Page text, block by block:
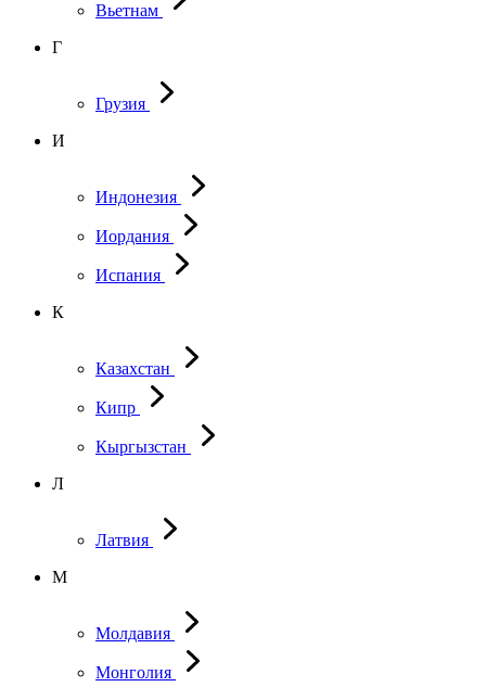
Вьетнам
Г
Грузия
И
Индонезия
Иордания
Испания
К
Казахстан
Кипр
Кыргызстан
Л
Латвия
М
Молдавия
Монголия